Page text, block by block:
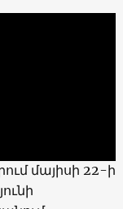
մայիսի 22-ի